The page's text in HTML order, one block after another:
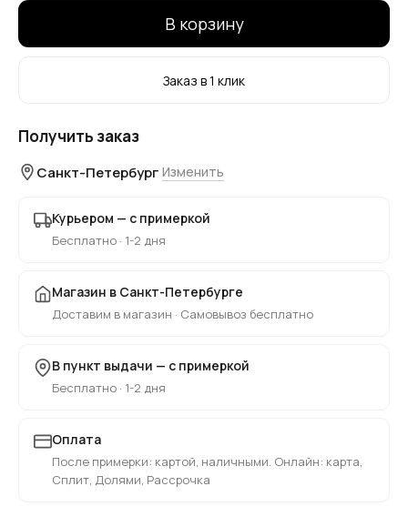
В корзину
Заказ в 1 клик
Получить заказ
Санкт-Петербург Изменить
Курьером — с примеркой
Бесплатно · 1-2 дня
Магазин в Санкт-Петербурге
Доставим в магазин · Самовывоз бесплатно
В пункт выдачи — с примеркой
Бесплатно · 1-2 дня
Оплата
После примерки: картой, наличными. Онлайн: карта,
Сплит, Долями, Рассрочка